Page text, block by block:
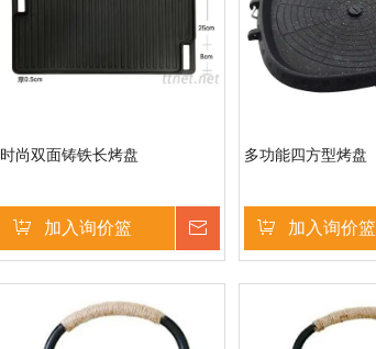
时尚双面铸铁长烤盘
加入询价篮
多功能四方型烤盘
加入询价篮